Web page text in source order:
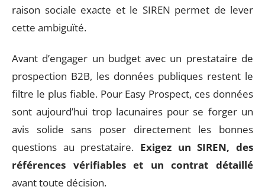
raison sociale exacte et le SIREN permet de lever
cette ambiguïté.
Avant d’engager un budget avec un prestataire de
prospection B2B, les données publiques restent le
filtre le plus fiable. Pour Easy Prospect, ces données
sont aujourd’hui trop lacunaires pour se forger un
avis solide sans poser directement les bonnes
questions au prestataire. Exigez un SIREN, des
références vérifiables et un contrat détaillé
avant toute décision.